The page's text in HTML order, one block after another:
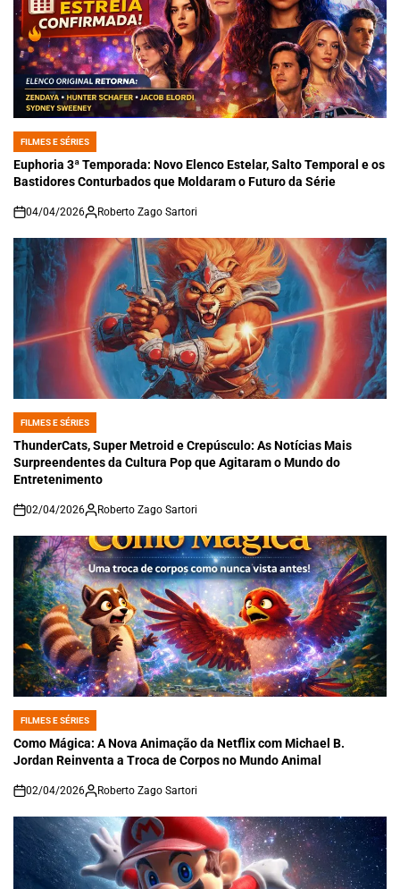
POSTED
IN
FILMES E SÉRIES
Euphoria 3ª Temporada: Novo Elenco Estelar, Salto Temporal e os
Bastidores Conturbados que Moldaram o Futuro da Série
on
04/04/2026 Roberto Zago Sartori
POSTED
IN
FILMES E SÉRIES
ThunderCats, Super Metroid e Crepúsculo: As Notícias Mais
Surpreendentes da Cultura Pop que Agitaram o Mundo do
Entretenimento
on
02/04/2026 Roberto Zago Sartori
POSTED
IN
FILMES E SÉRIES
Como Mágica: A Nova Animação da Netflix com Michael B.
Jordan Reinventa a Troca de Corpos no Mundo Animal
on
02/04/2026 Roberto Zago Sartori